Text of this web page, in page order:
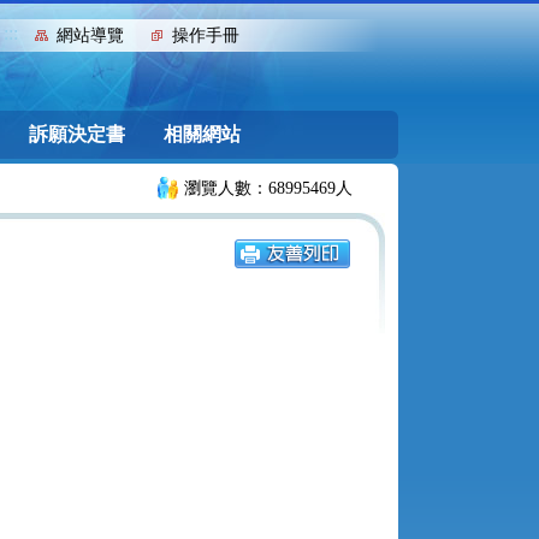
::: 網站導覽 操作手冊
訴願決定書 相關網站
瀏覽人數：68995469人